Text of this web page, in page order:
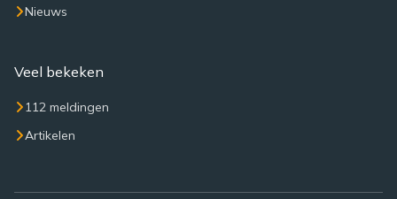
Nieuws
Veel bekeken
112 meldingen
Artikelen